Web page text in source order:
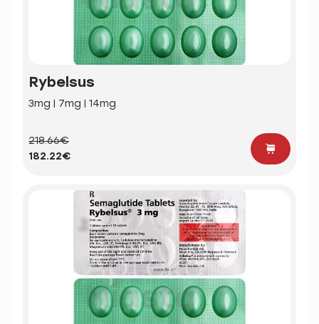
Rybelsus
3mg | 7mg | 14mg
218.66€
182.22€